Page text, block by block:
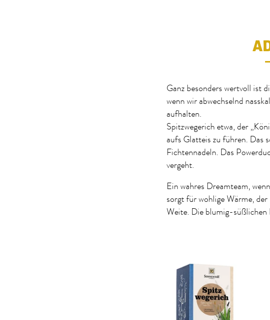
Ganz besonders wertvoll ist
wenn wir abwechselnd
aufhalten.
Spitzwegerich etwa, der
aufs Glatteis zu führen. Das
Fichtennadeln. Das
vergeht.
Ein wahres Dreamteam,
sorgt für wohlige Wärme,
Weite. Die blumig-süßlichen